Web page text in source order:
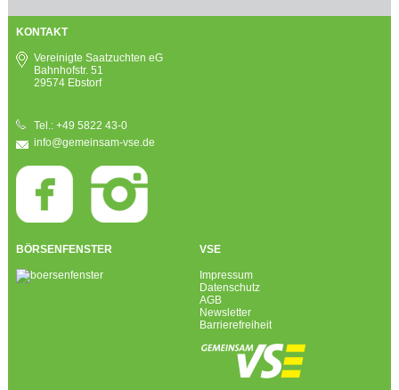
KONTAKT
Vereinigte Saatzuchten eG
Bahnhofstr. 51
29574 Ebstorf
Tel.: +49 5822 43-0
info@gemeinsam-vse.de
BÖRSENFENSTER VSE
Impressum
Datenschutz
AGB
Newsletter
Barrierefreiheit